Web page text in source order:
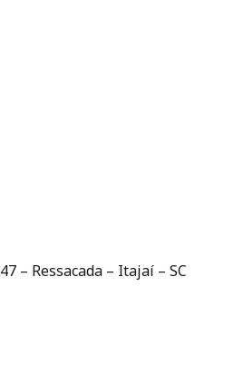
– Ressacada – Itajaí – SC